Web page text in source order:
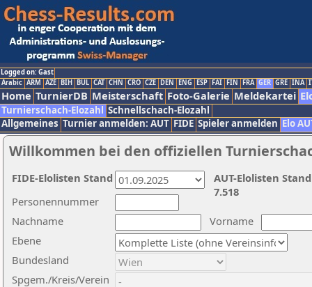
Logged on: Gast
Arabic ARM AZE BIH BUL CAT CHN CRO CZE DEN ENG ESP FAI FIN FRA GER GRE INA
Home TurnierDB Meisterschaft Foto-Galerie Meldekartei
Turnierschach-Elozahl Schnellschach-Elozahl
Allgemeines Turnier anmelden: AUT FIDE Spieler anmelden Elo
Willkommen bei den offiziellen
Nachname
Vorname
Ebene
Personennummer
Bundesland
Spgem./Kreis/Verein
AUT-Elolisten
7.518
FIDE-Elolisten Stand